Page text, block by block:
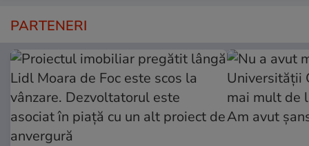
PARTENERI